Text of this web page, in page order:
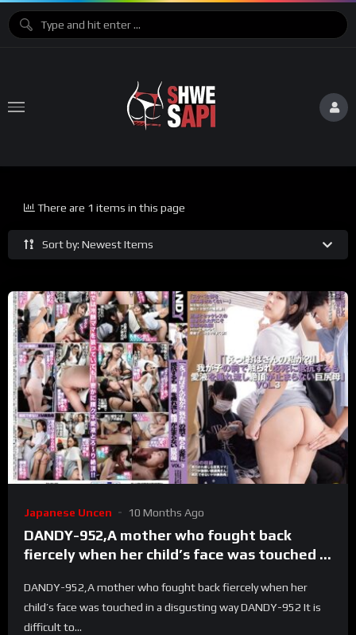
Sort by: Newest Items
There are 1 items in this page
Japanese Uncen 10 Months Ago
DANDY-952,A mother who fought back
fiercely when her child’s face was touched in
DANDY-952,A mother who fought back fiercely when her
child’s face was touched in a disgusting way DANDY-952 It is
difficult to...